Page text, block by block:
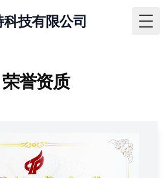
技有限公司
荣誉资质